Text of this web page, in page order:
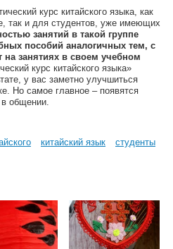
курс китайского языка, как
так и для студентов, уже имеющих
занятий в такой группе
пособий аналогичных тем, с
занятиях в своем учебном
курс китайского языка»
у вас заметно улучшиться
Но самое главное – появятся
в общении.
китайский язык студенты